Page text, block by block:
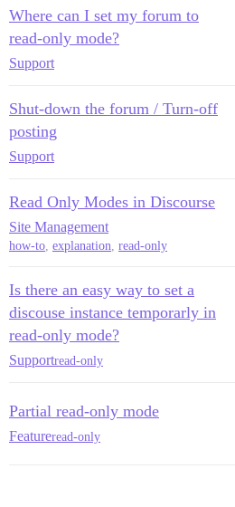
Where can I set my forum to
read-only mode?
Support
Shut-down the forum / Turn-off
posting
Support
Read Only Modes in Discourse
Site Management
how-to, explanation, read-only
Is there an easy way to set a
discouse instance temporarly in
read-only mode?
Supportread-only
Partial read-only mode
Featureread-only